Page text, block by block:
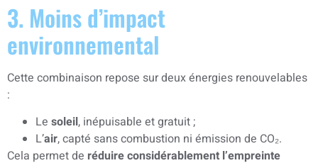
3. Moins d’impact
environnemental
Cette combinaison repose sur deux énergies renouvelables
:
Le soleil, inépuisable et gratuit ;
L’air, capté sans combustion ni émission de CO₂.
Cela permet de réduire considérablement l’empreinte